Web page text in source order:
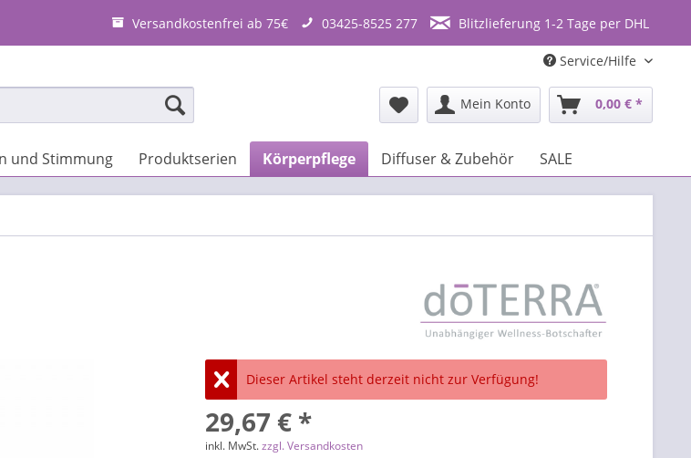
Versandkostenfrei ab 75€ 03425-8525 277 Blitzlieferung 1-2 Tage per DHL
Service/Hilfe
Mein Konto 0,00 € *
und Stimmung Produktserien Körperpflege Diffuser & Zubehör SALE
Dieser Artikel steht derzeit nicht zur Verfügung!
29,67 € *
inkl. MwSt.zzgl. Versandkosten